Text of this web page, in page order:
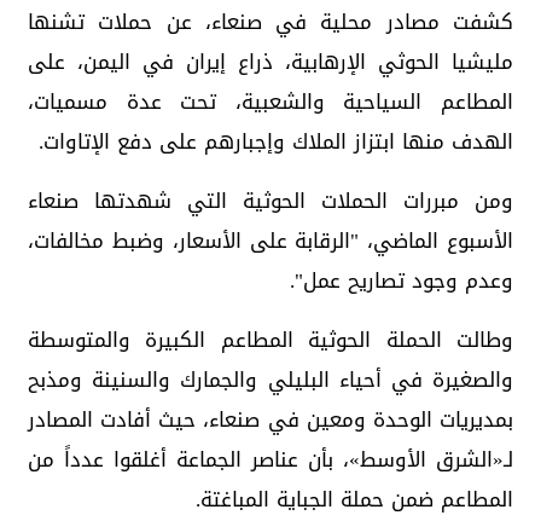
كشفت مصادر محلية في صنعاء، عن حملات تشنها
مليشيا الحوثي الإرهابية، ذراع إيران في اليمن، على
المطاعم السياحية والشعبية، تحت عدة مسميات،
الهدف منها ابتزاز الملاك وإجبارهم على دفع الإتاوات.
ومن مبررات الحملات الحوثية التي شهدتها صنعاء
الأسبوع الماضي، "الرقابة على الأسعار، وضبط مخالفات،
وعدم وجود تصاريح عمل".
وطالت الحملة الحوثية المطاعم الكبيرة والمتوسطة
والصغيرة في أحياء البليلي والجمارك والسنينة ومذبح
بمديريات الوحدة ومعين في صنعاء، حيث أفادت المصادر
لـ«الشرق الأوسط»، بأن عناصر الجماعة أغلقوا عدداً من
المطاعم ضمن حملة الجباية المباغتة.